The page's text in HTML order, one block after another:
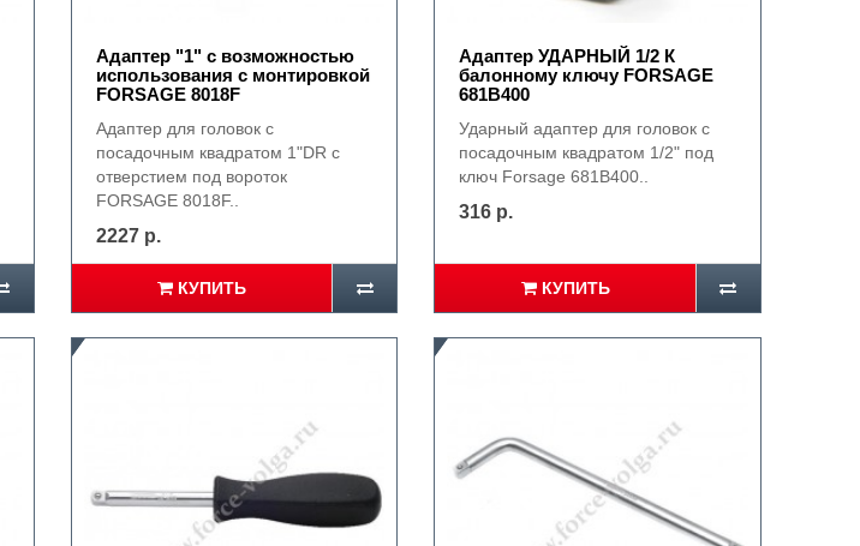
Адаптер "1" с возможностью
использования с монтировкой
FORSAGE 8018F
Адаптер для головок с
посадочным квадратом 1"DR с
отверстием под вороток
FORSAGE 8018F..
2227 р.
КУПИТЬ
Адаптер УДАРНЫЙ 1/2 К
балонному ключу FORSAGE
681B400
Ударный адаптер для головок с
посадочным квадратом 1/2" под
ключ Forsage 681B400..
316 р.
КУПИТЬ